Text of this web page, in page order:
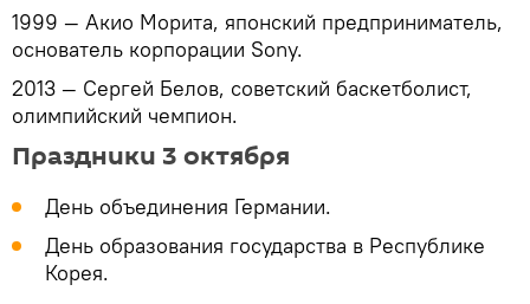
1999 — Акио Морита, японский предприниматель,
основатель корпорации Sony.
2013 — Сергей Белов, советский баскетболист,
олимпийский чемпион.
Праздники 3 октября
День объединения Германии.
День образования государства в Республике
Корея.